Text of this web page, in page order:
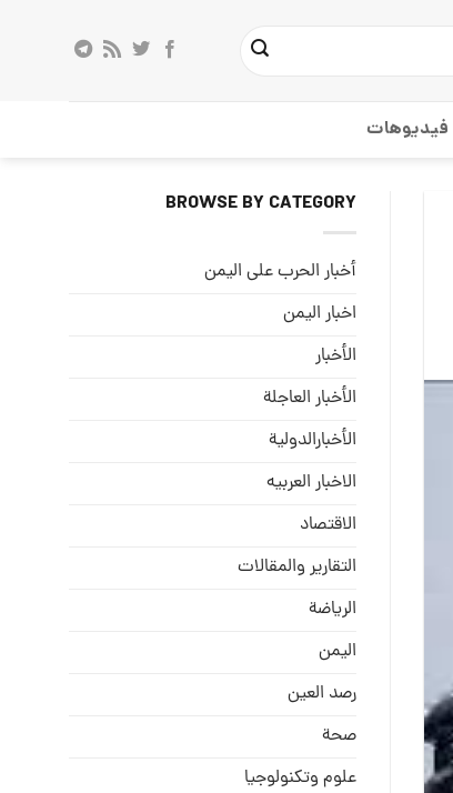
فيديوهات
BROWSE BY CATEGORY
أخبار الحرب على اليمن
اخبار اليمن
الأخبار
الأخبار العاجلة
الأخبارالدولية
الاخبار العربيه
الاقتصاد
التقارير والمقالات
الریاضة
الیمن
رصد العین
صحة
علوم وتكنولوجيا